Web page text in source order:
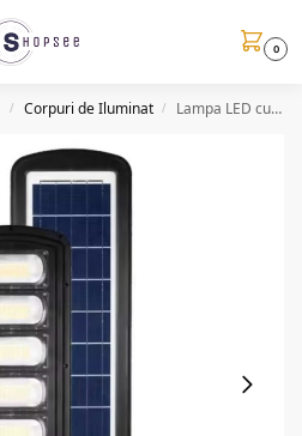
0
/ Corpuri de Iluminat / Lampa LED cu panou solar, telecomanda, 600W